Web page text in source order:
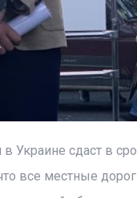
Украине сдаст в
все местные